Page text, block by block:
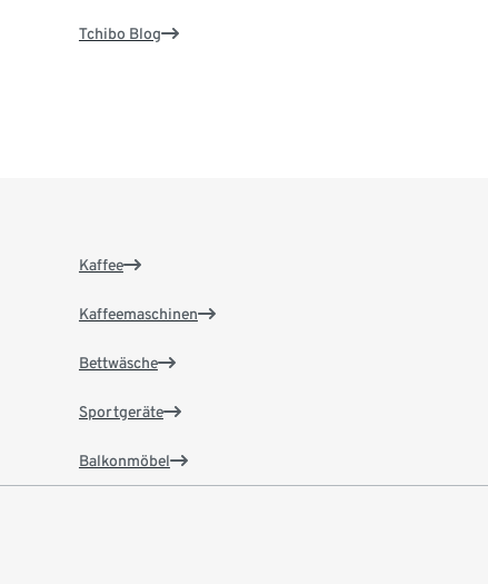
Tchibo Blog
Kaffee
Kaffeemaschinen
Bettwäsche
Sportgeräte
Balkonmöbel